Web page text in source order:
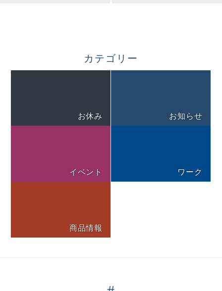
カテゴリー
お休み お知らせ
イベント ワーク
商品情報